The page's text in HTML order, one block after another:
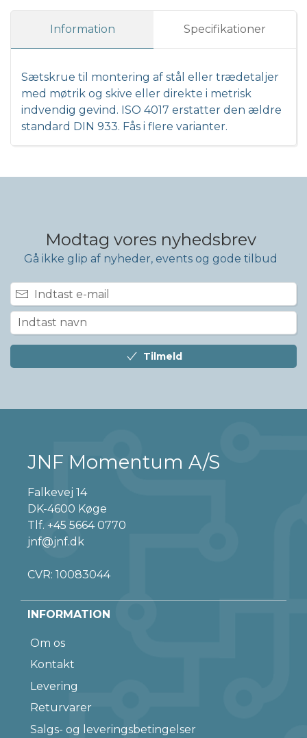
Information Specifikationer
Sætskrue til montering af stål eller trædetaljer
med møtrik og skive eller direkte i metrisk
indvendig gevind. ISO 4017 erstatter den ældre
standard DIN 933. Fås i flere varianter.
Modtag vores nyhedsbrev
Gå ikke glip af nyheder, events og gode tilbud
Tilmeld
JNF Momentum A/S
Falkevej 14
DK-4600 Køge
Tlf. +45 5664 0770
jnf@jnf.dk
CVR: 10083044
INFORMATION
Om os
Kontakt
Levering
Returvarer
Salgs- og leveringsbetingelser